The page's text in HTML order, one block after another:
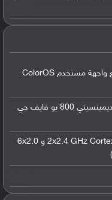
أندرويد إصدار 11 مع واجهة مستخدم ColorOS
ميدياتك MT6853 ديمينسيتي 800 يو فايف جي
ثماني النواة (2x2.4 GHz Cortex-A76 و 6x2.0